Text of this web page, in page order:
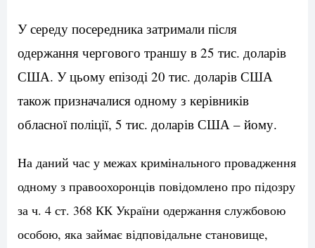
У середу посередника затримали після
одержання чергового траншу в 25 тис. доларів
США. У цьому епізоді 20 тис. доларів США
також призначалися одному з керівників
обласної поліції, 5 тис. доларів США – йому.
На даний час у межах кримінального провадження
одному з правоохоронців повідомлено про підозру
за ч. 4 ст. 368 КК України одержання службовою
особою, яка займає відповідальне становище,